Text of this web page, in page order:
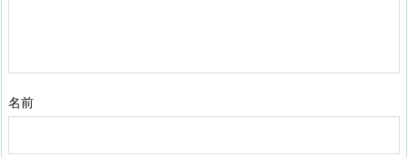
名前